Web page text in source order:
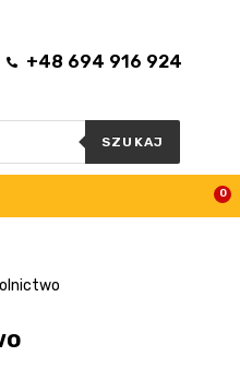
+48 694 916 924
SZUKAJ
0